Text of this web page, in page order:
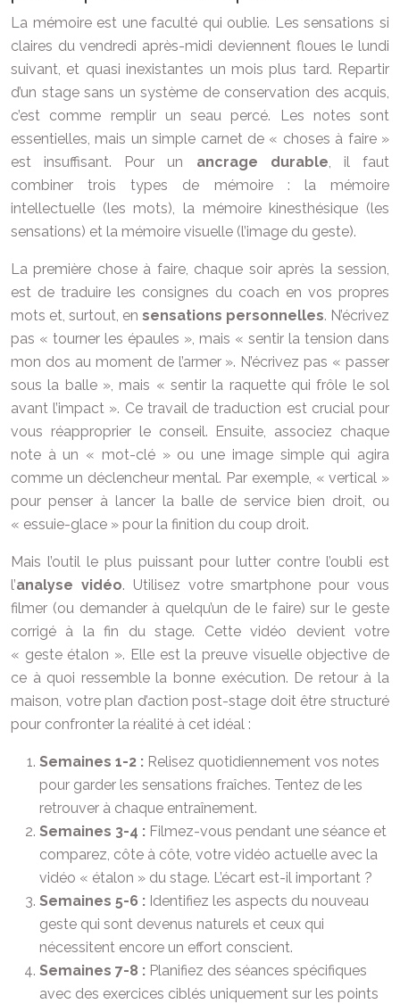
La mémoire est une faculté qui oublie. Les sensations si
claires du vendredi après-midi deviennent floues le lundi
suivant, et quasi inexistantes un mois plus tard. Repartir
d’un stage sans un système de conservation des acquis,
c’est comme remplir un seau percé. Les notes sont
essentielles, mais un simple carnet de « choses à faire »
est insuffisant. Pour un ancrage durable, il faut
combiner trois types de mémoire : la mémoire
intellectuelle (les mots), la mémoire kinesthésique (les
sensations) et la mémoire visuelle (l’image du geste).
La première chose à faire, chaque soir après la session,
est de traduire les consignes du coach en vos propres
mots et, surtout, en sensations personnelles. N’écrivez
pas « tourner les épaules », mais « sentir la tension dans
mon dos au moment de l’armer ». N’écrivez pas « passer
sous la balle », mais « sentir la raquette qui frôle le sol
avant l’impact ». Ce travail de traduction est crucial pour
vous réapproprier le conseil. Ensuite, associez chaque
note à un « mot-clé » ou une image simple qui agira
comme un déclencheur mental. Par exemple, « vertical »
pour penser à lancer la balle de service bien droit, ou
« essuie-glace » pour la finition du coup droit.
Mais l’outil le plus puissant pour lutter contre l’oubli est
l’analyse vidéo. Utilisez votre smartphone pour vous
filmer (ou demander à quelqu’un de le faire) sur le geste
corrigé à la fin du stage. Cette vidéo devient votre
« geste étalon ». Elle est la preuve visuelle objective de
ce à quoi ressemble la bonne exécution. De retour à la
maison, votre plan d’action post-stage doit être structuré
pour confronter la réalité à cet idéal :
Semaines 1-2 : Relisez quotidiennement vos notes
pour garder les sensations fraîches. Tentez de les
retrouver à chaque entraînement.
Semaines 3-4 : Filmez-vous pendant une séance et
comparez, côte à côte, votre vidéo actuelle avec la
vidéo « étalon » du stage. L’écart est-il important ?
Semaines 5-6 : Identifiez les aspects du nouveau
geste qui sont devenus naturels et ceux qui
nécessitent encore un effort conscient.
Semaines 7-8 : Planifiez des séances spécifiques
avec des exercices ciblés uniquement sur les points